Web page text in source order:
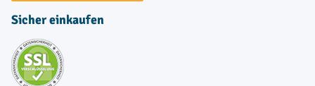
Sicher einkaufen